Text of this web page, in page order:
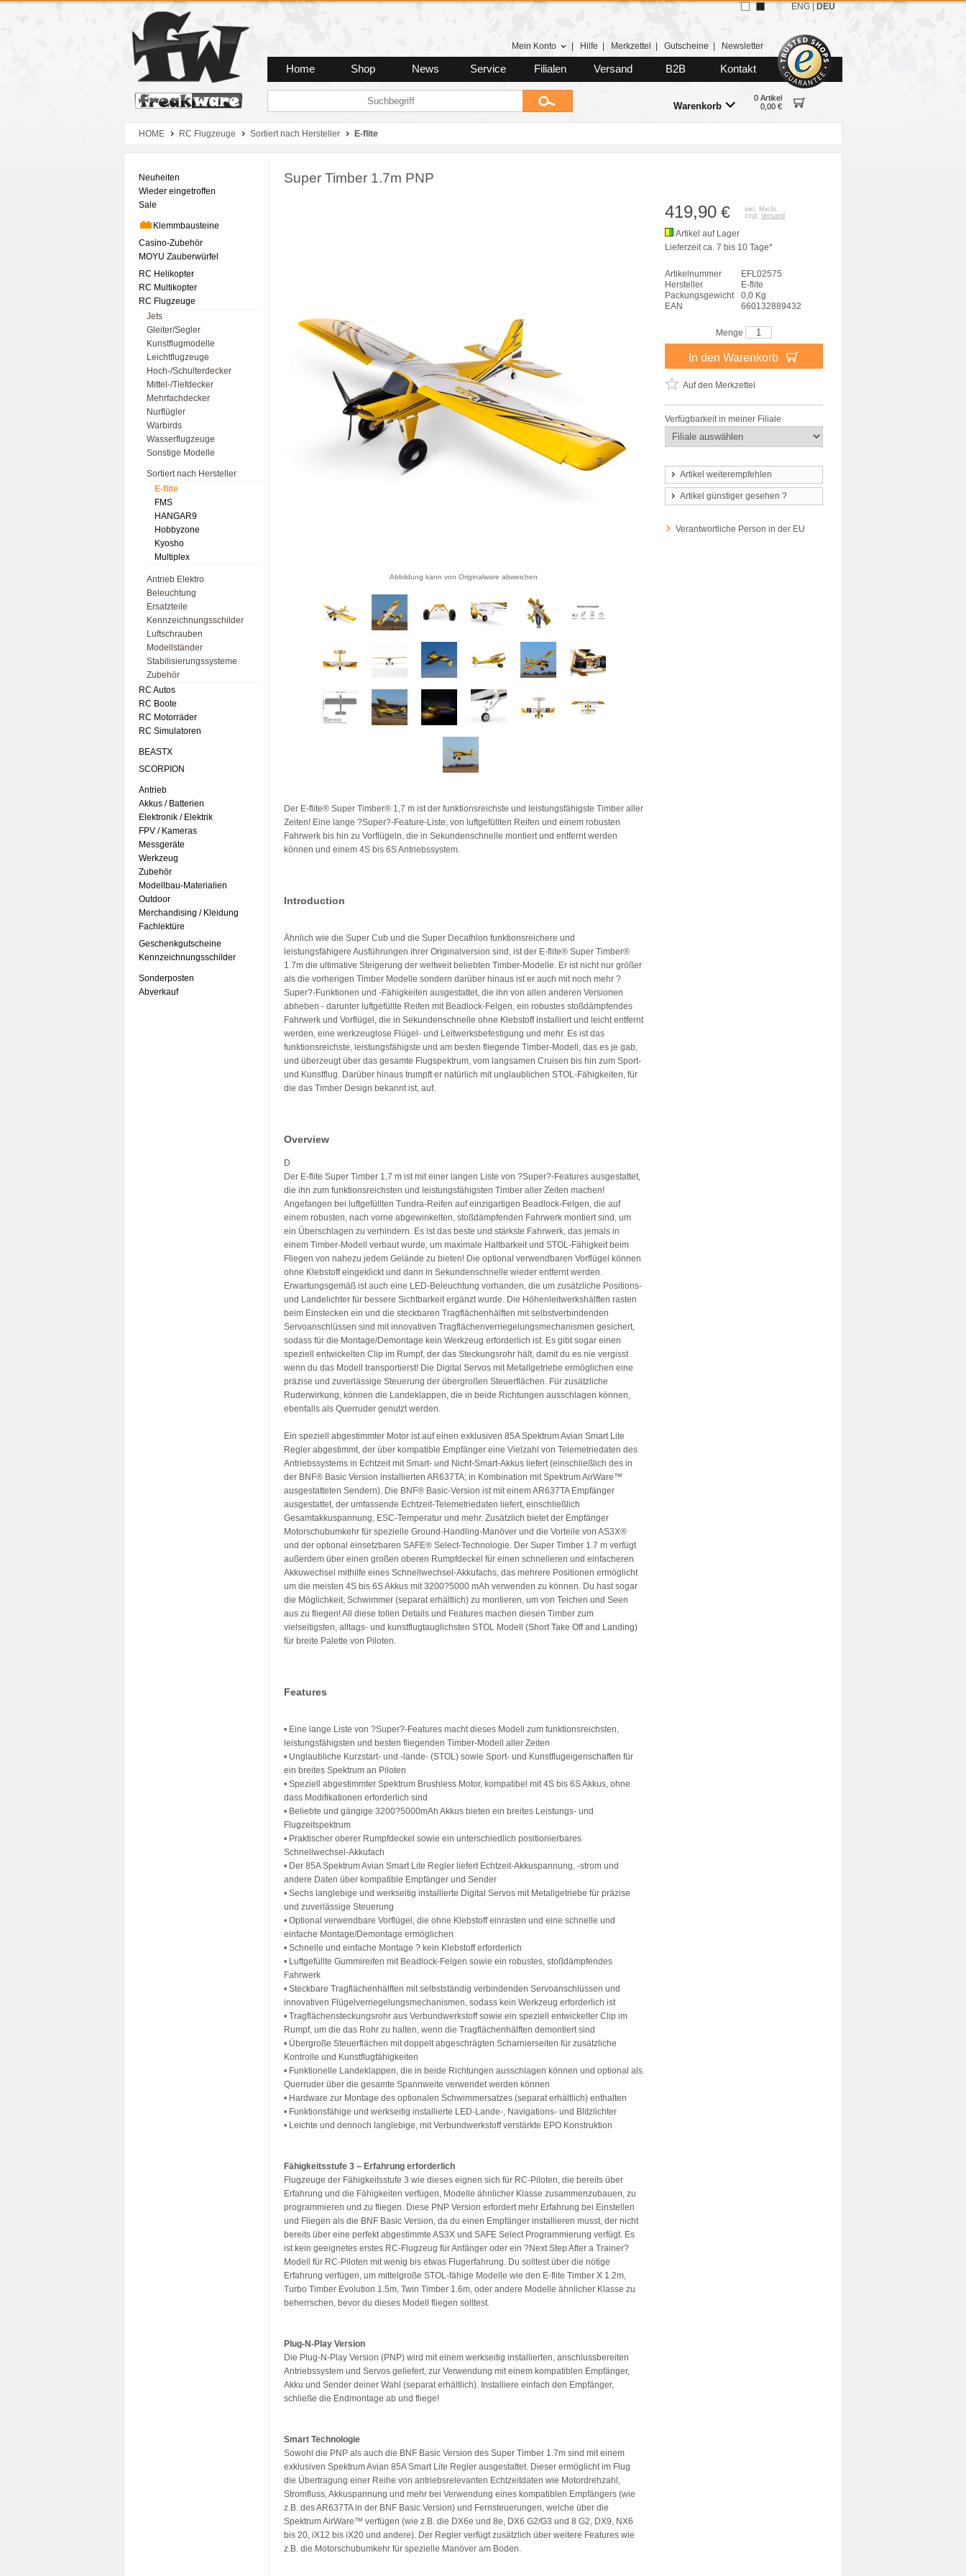
Zum Hauptmenue
Zum Seiteninhalt
Zum Warenkob
Mein Konto Hilfe Merkzettel Gutscheine Newsletter
Home Shop News Service Filialen Versand B2B Kontakt
Warenkorb
0 Artikel
0,00 €
ENG DEU
HOME RC Flugzeuge Sortiert nach Hersteller E-flite
Neuheiten
Wieder eingetroffen
Sale
Klemmbausteine
Casino-Zubehör
MOYU Zauberwürfel
RC Helikopter
RC Multikopter
RC Flugzeuge
Jets
Gleiter/Segler
Kunstflugmodelle
Leichtflugzeuge
Hoch-/Schulterdecker
Mittel-/Tiefdecker
Mehrfachdecker
Nurflügler
Warbirds
Wasserflugzeuge
Sonstige Modelle
Sortiert nach Hersteller
E-flite
FMS
HANGAR9
Hobbyzone
Kyosho
Multiplex
Antrieb Elektro
Beleuchtung
Ersatzteile
Kennzeichnungsschilder
Luftschrauben
Modellständer
Stabilisierungssysteme
Zubehör
RC Autos
RC Boote
RC Motorräder
RC Simulatoren
BEASTX
SCORPION
Antrieb
Akkus / Batterien
Elektronik / Elektrik
FPV / Kameras
Messgeräte
Werkzeug
Zubehör
Modellbau-Materialien
Outdoor
Merchandising / Kleidung
Fachlektüre
Geschenkgutscheine
Kennzeichnungsschilder
Sonderposten
Abverkauf
Super Timber 1.7m PNP
Abbildung kann von Originalware abweichen
Der E-flite® Super Timber® 1,7 m ist der funktionsreichste und leistungsfähigste Timber aller
Zeiten! Eine lange ?Super?-Feature-Liste, von luftgefüllten Reifen und einem robusten
Fahrwerk bis hin zu Vorflügeln, die in Sekundenschnelle montiert und entfernt werden
können und einem 4S bis 6S Antriebssystem.
Introduction
Ähnlich wie die Super Cub und die Super Decathlon funktionsreichere und
leistungsfähigere Ausführungen ihrer Originalversion sind, ist der E-flite® Super Timber®
1.7m die ultimative Steigerung der weltweit beliebten Timber-Modelle. Er ist nicht nur größer
als die vorherigen Timber Modelle sondern darüber hinaus ist er auch mit noch mehr ?
Super?-Funktionen und -Fähigkeiten ausgestattet, die ihn von allen anderen Versionen
abheben - darunter luftgefüllte Reifen mit Beadlock-Felgen, ein robustes stoßdämpfendes
Fahrwerk und Vorflügel, die in Sekundenschnelle ohne Klebstoff installiert und leicht entfernt
werden, eine werkzeuglose Flügel- und Leitwerksbefestigung und mehr. Es ist das
funktionsreichste, leistungsfähigste und am besten fliegende Timber-Modell, das es je gab,
und überzeugt über das gesamte Flugspektrum, vom langsamen Cruisen bis hin zum Sport-
und Kunstflug. Darüber hinaus trumpft er natürlich mit unglaublichen STOL-Fähigkeiten, für
die das Timber Design bekannt ist, auf.
Overview
D
Der E-flite Super Timber 1,7 m ist mit einer langen Liste von ?Super?-Features ausgestattet,
die ihn zum funktionsreichsten und leistungsfähigsten Timber aller Zeiten machen!
Angefangen bei luftgefüllten Tundra-Reifen auf einzigartigen Beadlock-Felgen, die auf
einem robusten, nach vorne abgewinkelten, stoßdämpfenden Fahrwerk montiert sind, um
ein Überschlagen zu verhindern. Es ist das beste und stärkste Fahrwerk, das jemals in
einem Timber-Modell verbaut wurde, um maximale Haltbarkeit und STOL-Fähigkeit beim
Fliegen von nahezu jedem Gelände zu bieten! Die optional verwendbaren Vorflügel können
ohne Klebstoff eingeklickt und dann in Sekundenschnelle wieder entfernt werden.
Erwartungsgemäß ist auch eine LED-Beleuchtung vorhanden, die um zusätzliche Positions-
und Landelichter für bessere Sichtbarkeit ergänzt wurde. Die Höhenleitwerkshälften rasten
beim Einstecken ein und die steckbaren Tragflächenhälften mit selbstverbindenden
Servoanschlüssen sind mit innovativen Tragflächenverriegelungsmechanismen gesichert,
sodass für die Montage/Demontage kein Werkzeug erforderlich ist. Es gibt sogar einen
speziell entwickelten Clip im Rumpf, der das Steckungsrohr hält, damit du es nie vergisst
wenn du das Modell transportierst! Die Digital Servos mit Metallgetriebe ermöglichen eine
präzise und zuverlässige Steuerung der übergroßen Steuerflächen. Für zusätzliche
Ruderwirkung, können die Landeklappen, die in beide Richtungen ausschlagen können,
ebenfalls als Querruder genutzt werden.
Ein speziell abgestimmter Motor ist auf einen exklusiven 85A Spektrum Avian Smart Lite
Regler abgestimmt, der über kompatible Empfänger eine Vielzahl von Telemetriedaten des
Antriebssystems in Echtzeit mit Smart- und Nicht-Smart-Akkus liefert (einschließlich des in
der BNF® Basic Version installierten AR637TA; in Kombination mit Spektrum AirWare™
ausgestatteten Sendern). Die BNF® Basic-Version ist mit einem AR637TA Empfänger
ausgestattet, der umfassende Echtzeit-Telemetriedaten liefert, einschließlich
Gesamtakkuspannung, ESC-Temperatur und mehr. Zusätzlich bietet der Empfänger
Motorschubumkehr für spezielle Ground-Handling-Manöver und die Vorteile von AS3X®
und der optional einsetzbaren SAFE® Select-Technologie. Der Super Timber 1.7 m verfügt
außerdem über einen großen oberen Rumpfdeckel für einen schnelleren und einfacheren
Akkuwechsel mithilfe eines Schnellwechsel-Akkufachs, das mehrere Positionen ermöglicht
um die meisten 4S bis 6S Akkus mit 3200?5000 mAh verwenden zu können. Du hast sogar
die Möglichkeit, Schwimmer (separat erhältlich) zu montieren, um von Teichen und Seen
aus zu fliegen! All diese tollen Details und Features machen diesen Timber zum
vielseitigsten, alltags- und kunstflugtauglichsten STOL Modell (Short Take Off and Landing)
für breite Palette von Piloten.
Features
• Eine lange Liste von ?Super?-Features macht dieses Modell zum funktionsreichsten,
leistungsfähigsten und besten fliegenden Timber-Modell aller Zeiten
• Unglaubliche Kurzstart- und -lande- (STOL) sowie Sport- und Kunstflugeigenschaften für
ein breites Spektrum an Piloten
• Speziell abgestimmter Spektrum Brushless Motor, kompatibel mit 4S bis 6S Akkus, ohne
dass Modifikationen erforderlich sind
• Beliebte und gängige 3200?5000mAh Akkus bieten ein breites Leistungs- und
Flugzeitspektrum
• Praktischer oberer Rumpfdeckel sowie ein unterschiedlich positionierbares
Schnellwechsel-Akkufach
• Der 85A Spektrum Avian Smart Lite Regler liefert Echtzeit-Akkuspannung, -strom und
andere Daten über kompatible Empfänger und Sender
• Sechs langlebige und werkseitig installierte Digital Servos mit Metallgetriebe für präzise
und zuverlässige Steuerung
• Optional verwendbare Vorflügel, die ohne Klebstoff einrasten und eine schnelle und
einfache Montage/Demontage ermöglichen
• Schnelle und einfache Montage ? kein Klebstoff erforderlich
• Luftgefüllte Gummireifen mit Beadlock-Felgen sowie ein robustes, stoßdämpfendes
Fahrwerk
• Steckbare Tragflächenhälften mit selbstständig verbindenden Servoanschlüssen und
innovativen Flügelverriegelungsmechanismen, sodass kein Werkzeug erforderlich ist
• Tragflächensteckungsrohr aus Verbundwerkstoff sowie ein speziell entwickelter Clip im
Rumpf, um die das Rohr zu halten, wenn die Tragflächenhälften demontiert sind
• Übergroße Steuerflächen mit doppelt abgeschrägten Scharnierseiten für zusätzliche
Kontrolle und Kunstflugfähigkeiten
• Funktionelle Landeklappen, die in beide Richtungen ausschlagen können und optional als
Querruder über die gesamte Spannweite verwendet werden können
• Hardware zur Montage des optionalen Schwimmersatzes (separat erhältlich) enthalten
• Funktionsfähige und werkseitig installierte LED-Lande-, Navigations- und Blitzlichter
• Leichte und dennoch langlebige, mit Verbundwerkstoff verstärkte EPO Konstruktion
Fähigkeitsstufe 3 – Erfahrung erforderlich
Flugzeuge der Fähigkeitsstufe 3 wie dieses eignen sich für RC-Piloten, die bereits über
Erfahrung und die Fähigkeiten verfügen, Modelle ähnlicher Klasse zusammenzubauen, zu
programmieren und zu fliegen. Diese PNP Version erfordert mehr Erfahrung bei Einstellen
und Fliegen als die BNF Basic Version, da du einen Empfänger installieren musst, der nicht
bereits über eine perfekt abgestimmte AS3X und SAFE Select Programmierung verfügt. Es
ist kein geeignetes erstes RC-Flugzeug für Anfänger oder ein ?Next Step After a Trainer?
Modell für RC-Piloten mit wenig bis etwas Flugerfahrung. Du solltest über die nötige
Erfahrung verfügen, um mittelgroße STOL-fähige Modelle wie den E-flite Timber X 1.2m,
Turbo Timber Evolution 1.5m, Twin Timber 1.6m, oder andere Modelle ähnlicher Klasse zu
beherrschen, bevor du dieses Modell fliegen solltest.
Plug-N-Play Version
Die Plug-N-Play Version (PNP) wird mit einem werkseitig installierten, anschlussbereiten
Antriebssystem und Servos geliefert, zur Verwendung mit einem kompatiblen Empfänger,
Akku und Sender deiner Wahl (separat erhältlich). Installiere einfach den Empfänger,
schließe die Endmontage ab und fliege!
Smart Technologie
Sowohl die PNP als auch die BNF Basic Version des Super Timber 1.7m sind mit einem
exklusiven Spektrum Avian 85A Smart Lite Regler ausgestattet. Dieser ermöglicht im Flug
die Übertragung einer Reihe von antriebsrelevanten Echtzeitdaten wie Motordrehzahl,
Stromfluss, Akkuspannung und mehr bei Verwendung eines kompatiblen Empfängers (wie
z.B. des AR637TA in der BNF Basic Version) und Fernsteuerungen, welche über die
Spektrum AirWare™ verfügen (wie z.B. die DX6e und 8e, DX6 G2/G3 und 8 G2, DX9, NX6
bis 20, iX12 bis iX20 und andere). Der Regler verfügt zusätzlich über weitere Features wie
z.B. die Motorschubumkehr für spezielle Manöver am Boden.
419,90 €
inkl. MwSt.
zzgl. Versand
Artikel auf Lager
Lieferzeit ca. 7 bis 10 Tage*
Artikelnummer
EFL02575
Hersteller
E-flite
Packungsgewicht
0,0 Kg
EAN
660132889432
Menge
In den Warenkorb
Auf den Merkzettel
Verfügbarkeit in meiner Filiale
Artikel weiterempfehlen
Artikel günstiger gesehen ?
Verantwortliche Person in der EU